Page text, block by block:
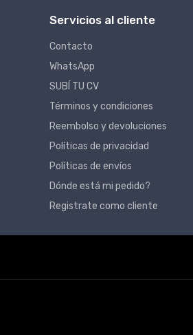
Servicios al cliente
Contacto
WhatsApp
SUBÍ TU CV
Términos y condiciones
Reembolso y devoluciones
Políticas de privacidad
Políticas de envíos
Dónde está mi pedido?
Registrate como cliente